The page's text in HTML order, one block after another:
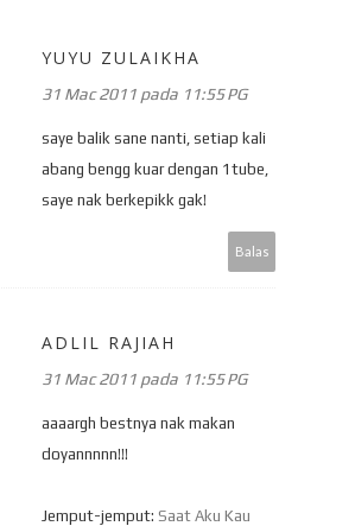
YUYU ZULAIKHA
31 Mac 2011 pada 11:55 PG
saye balik sane nanti, setiap kali
abang bengg kuar dengan 1tube,
saye nak berkepikk gak!
Balas
ADLIL RAJIAH
31 Mac 2011 pada 11:55 PG
aaaargh bestnya nak makan
doyannnnn!!!
Jemput-jemput: Saat Aku Kau